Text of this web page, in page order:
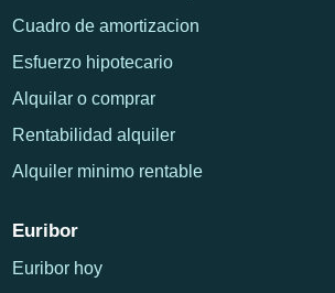
Cuadro de amortizacion
Esfuerzo hipotecario
Alquilar o comprar
Rentabilidad alquiler
Alquiler minimo rentable
Euribor
Euribor hoy